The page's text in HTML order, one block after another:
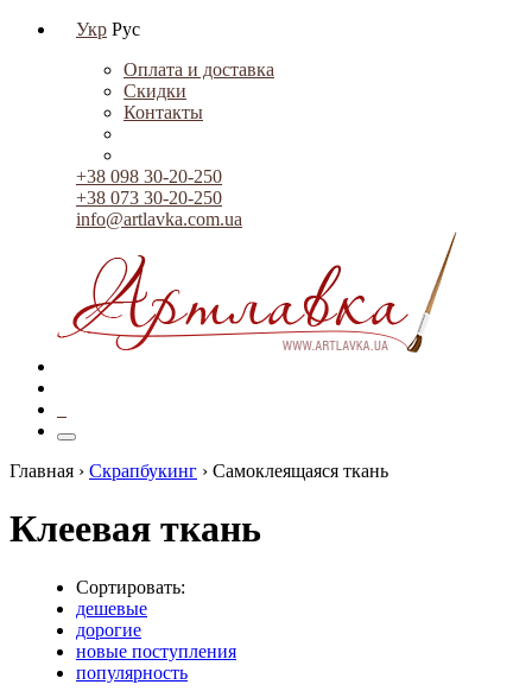
Укр Рус
Оплата и доставка
Скидки
Контакты
+38 098 30-20-250
+38 073 30-20-250
info@artlavka.com.ua
Главная › Скрапбукинг › Самоклеящаяся ткань
Клеевая ткань
Сортировать:
дешевые
дорогие
новые поступления
популярность